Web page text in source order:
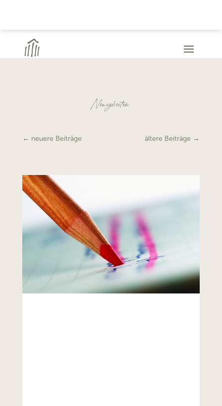
Neuigkeiten
← neuere Beiträge ältere Beiträge →